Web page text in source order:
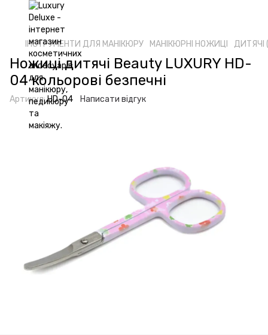
ІНСТРУМЕНТИ ДЛЯ МАНІКЮРУ МАНІКЮРНІ НОЖИЦІ ДИТЯЧІ
Ножиці дитячі Beauty LUXURY HD-
04 кольорові безпечні
Артикул:HD-04 Написати відгук